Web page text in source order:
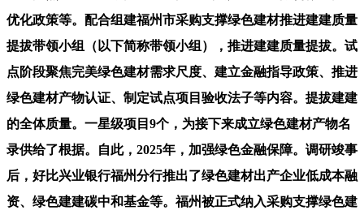
优化政策等。配合组建福州市采购支撑绿色建材推进建建质量
提拔带领小组（以下简称带领小组），推进建建质量提拔。试
点阶段聚焦完美绿色建材需求尺度、建立金融指导政策、推进
绿色建材产物认证、制定试点项目验收法子等内容。提拔建建
的全体质量。一星级项目9个，为接下来成立绿色建材产物名
录供给了根据。自此，2025年，加强绿色金融保障。调研竣事
后，好比兴业银行福州分行推出了绿色建材出产企业低成本融
资、绿色建建碳中和基金等。福州被正式纳入采购支撑绿色建